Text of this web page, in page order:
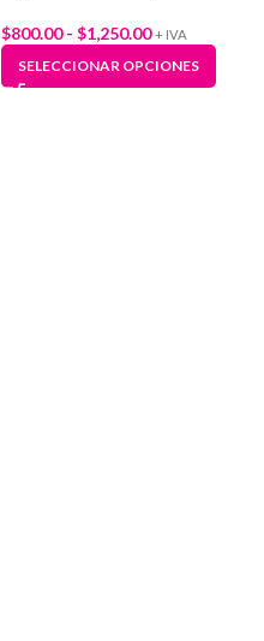
$800.00 - $1,250.00 + IVA
SELECCIONAR OPCIONES